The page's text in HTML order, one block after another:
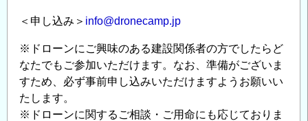
＜申し込み＞ info@dronecamp.jp
※ドローンにご興味のある建設関係者の方でしたらど
なたでもご参加いただけます。なお、準備がございま
すため、必ず事前申し込みいただけますようお願いい
たします。
※ドローンに関するご相談・ご用命にも応じておりま